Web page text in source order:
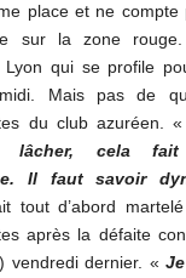
place et ne compte
sur la zone
Lyon qui se profile
Mais pas de
du club azuréen. «
lâcher, cela
Il faut savoir
tout d’abord
après la défaite
vendredi dernier. «